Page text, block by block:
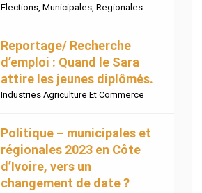
Elections, Municipales, Regionales
Reportage/ Recherche
d’emploi : Quand le Sara
attire les jeunes diplômés.
Industries Agriculture Et Commerce
Politique – municipales et
régionales 2023 en Côte
d’Ivoire, vers un
changement de date ?